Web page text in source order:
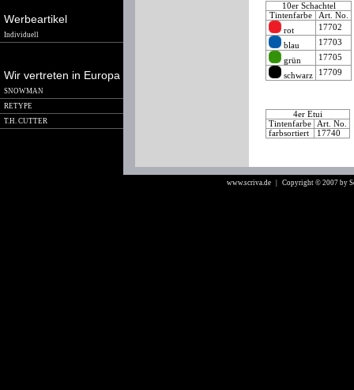
Werbeartikel
Individuell
Wir vertreten in Europa
SNOWMAN
RETYPE
T.H. CUTTER
10er Schachtel
Tintenfarbe
Art. No.
rot
17702
blau 17703
grün 17705
schwarz 17709
4er Etui
Tintenfarbe
Art. No.
farbsortiert
17740
www.scriva.de | Copyright © 2007 by